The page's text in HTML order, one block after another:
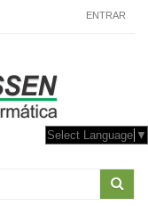
ENTRAR
Select Language ▼